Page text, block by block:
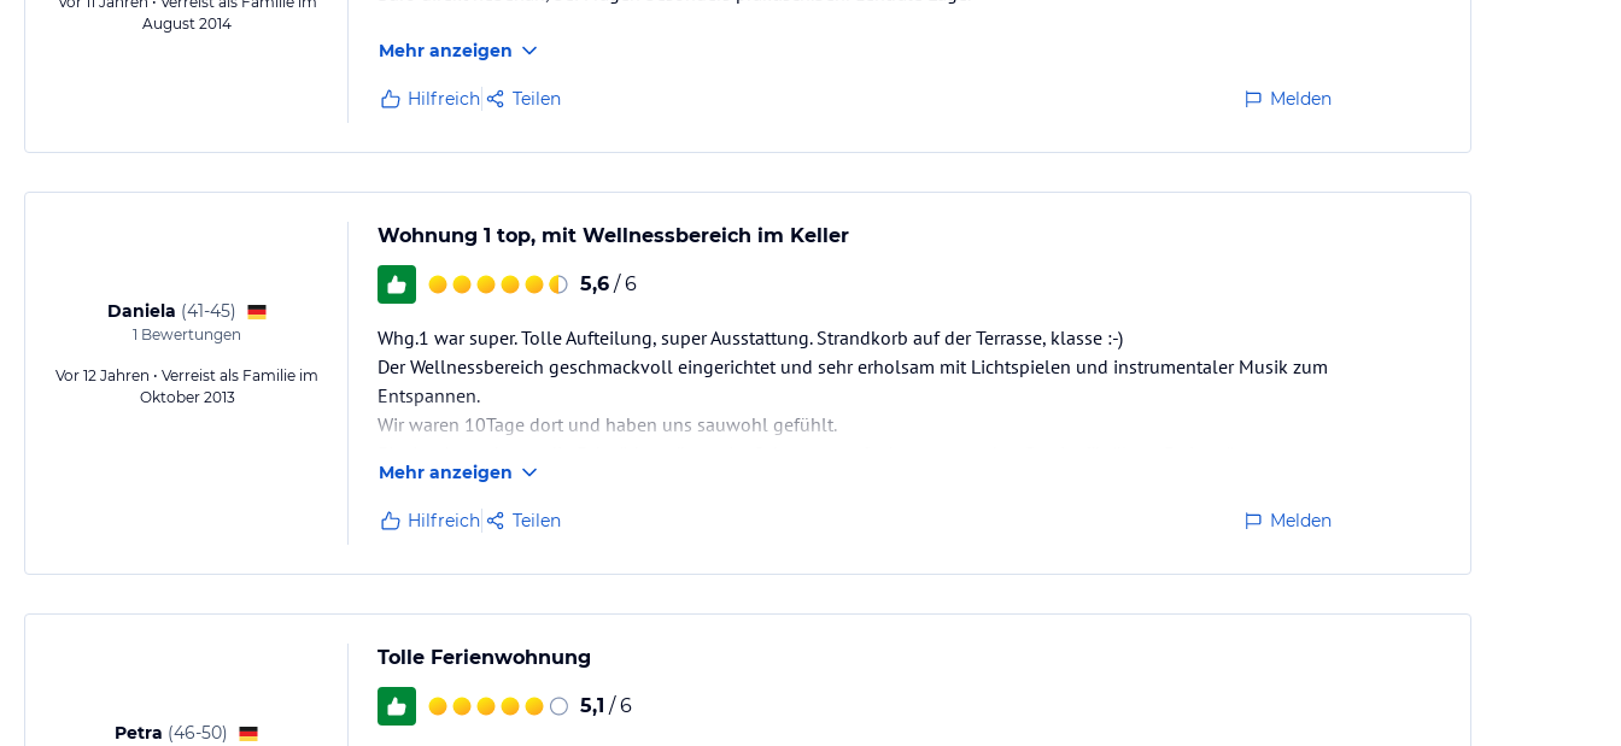
August 2014
Mehr anzeigen
Hilfreich Teilen Melden
Daniela (41-45)
1 Bewertungen
Vor 12 Jahren • Verreist als Familie im
Oktober 2013
Wohnung 1 top, mit Wellnessbereich im Keller
5,6 / 6
Whg.1 war super. Tolle Aufteilung, super Ausstattung. Strandkorb auf der Terrasse, klasse :-)
Der Wellnessbereich geschmackvoll eingerichtet und sehr erholsam mit Lichtspielen und instrumentaler Musik zum
Entspannen.
Wir waren 10Tage dort und haben uns sauwohl gefühlt.
bestimmt nicht mehr möglich. Als wir dies als Negativpunkt an der Rezeption erwähnten, sagt man uns dort gleich,
dass es dann Hilfe, wie z.B vom…
Mehr anzeigen
Hilfreich Teilen Melden
Petra (46-50)
Tolle Ferienwohnung
5,1 / 6